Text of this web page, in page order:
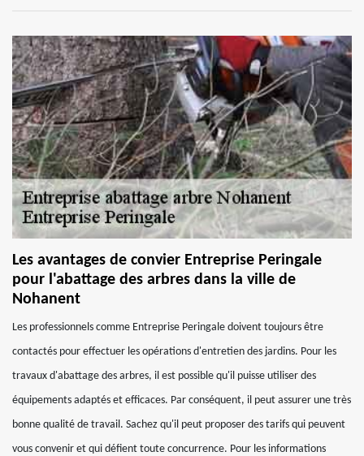
Les avantages de convier Entreprise Peringale
pour l'abattage des arbres dans la ville de
Nohanent
Les professionnels comme Entreprise Peringale doivent toujours être
contactés pour effectuer les opérations d'entretien des jardins. Pour les
travaux d'abattage des arbres, il est possible qu'il puisse utiliser des
équipements adaptés et efficaces. Par conséquent, il peut assurer une très
bonne qualité de travail. Sachez qu'il peut proposer des tarifs qui peuvent
vous convenir et qui défient toute concurrence. Pour les informations